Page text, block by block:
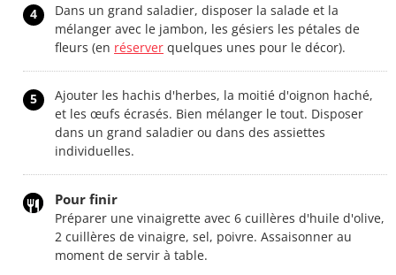
4
Dans un grand saladier, disposer la salade et la
mélanger avec le jambon, les gésiers les pétales de
fleurs (en réserver quelques unes pour le décor).
5
Ajouter les hachis d'herbes, la moitié d'oignon haché,
et les œufs écrasés. Bien mélanger le tout. Disposer
dans un grand saladier ou dans des assiettes
individuelles.
Pour finir
Préparer une vinaigrette avec 6 cuillères d'huile d'olive,
2 cuillères de vinaigre, sel, poivre. Assaisonner au
moment de servir à table.